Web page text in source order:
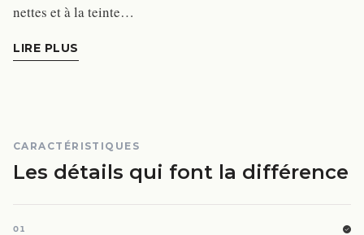
nettes et à la teinte…
LIRE PLUS
CARACTÉRISTIQUES
Les détails qui font la différence
01